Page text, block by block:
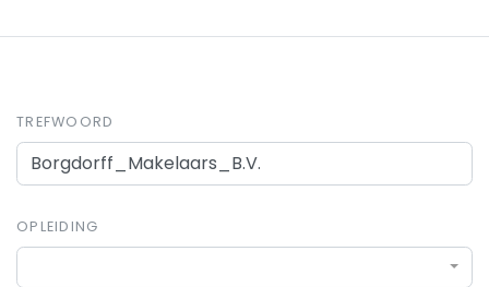
TREFWOORD
OPLEIDING